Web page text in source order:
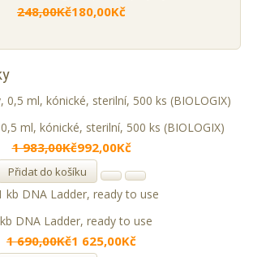
248,00Kč180,00Kč
ml, kónické, sterilní, 500 ks (BIOLOGIX)
1 983,00Kč992,00Kč
Přidat do košíku
DNA Ladder, ready to use
1 690,00Kč1 625,00Kč